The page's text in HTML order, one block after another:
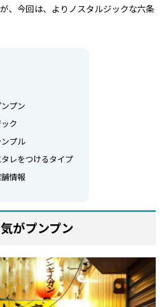
、今回は、よりノスタルジックな六条
プン
ク
プル
レをつけるタイプ
情報
がプンプン